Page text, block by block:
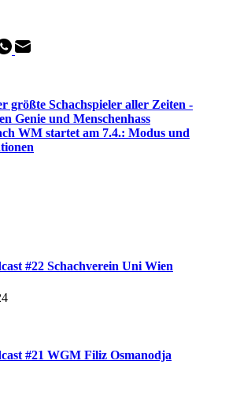
größte Schachspieler aller Zeiten -
Genie und Menschenhass
WM startet am 7.4.: Modus und
#22 Schachverein Uni Wien
#21 WGM Filiz Osmanodja